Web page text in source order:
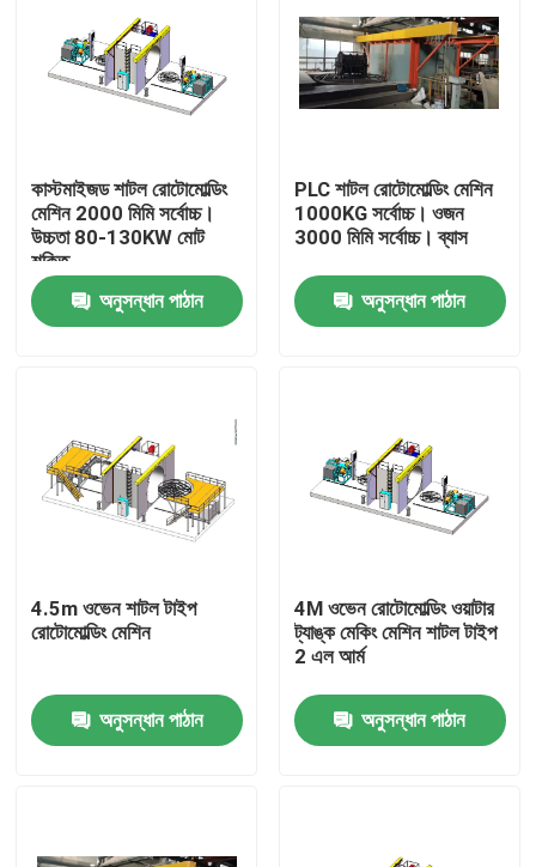
পণ্য
ভিডিও
কারখানা ভ্রমণ
কাস্টমাইজড শাটল রোটোমোল্ডিং
মেশিন 2000 মিমি সর্বোচ্চ।
উচ্চতা 80-130KW মোট
শক্তি
অনুসন্ধান পাঠান
PLC শাটল রোটোমোল্ডিং মেশিন
1000KG সর্বোচ্চ। ওজন
3000 মিমি সর্বোচ্চ। ব্যাস
অনুসন্ধান পাঠান
4.5m ওভেন শাটল টাইপ
রোটোমোল্ডিং মেশিন
অনুসন্ধান পাঠান
4M ওভেন রোটোমোল্ডিং ওয়াটার
ট্যাঙ্ক মেকিং মেশিন শাটল টাইপ
2 এল আর্ম
অনুসন্ধান পাঠান